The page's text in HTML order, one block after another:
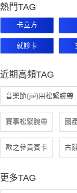
熱門TAG
卡立方
就診卡
近期高頻TAG
音樂節(jié)用松緊腕帶
賽事松緊腕帶 國
歐之參貴賓卡 古
更多TAG